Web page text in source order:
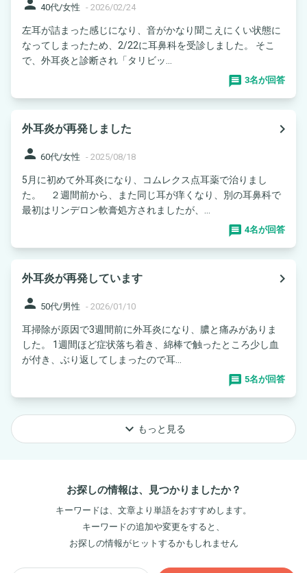
person 40代/女性 - 2026/02/24
左耳が詰まった感じになり、音がかなり聞こえにくい状態に
なってしまったため、2/22に耳鼻科を受診しました。 そこ
で、外耳炎と診断され「タリビッ...
3名が回答
外耳炎が再発しました
navigate_next
person 60代/女性 - 2025/08/18
5月に初めて外耳炎になり、コムレクス点耳薬で治りまし
た。 ２週間前から、また同じ耳が痒くなり、別の耳鼻科で
最初はリンデロン軟膏処方されましたが、...
4名が回答
外耳炎が再発しています
navigate_next
person 50代/男性 - 2026/01/10
耳掃除が原因で3週間前に外耳炎になり、膿と痛みがありま
した。 1週間ほど症状落ち着き、綿棒で触ったところ少し血
が付き、ぶり返してしまったので耳...
5名が回答
keyboard_arrow_down もっと見る
お探しの情報は、見つかりましたか？
キーワードは、文章より単語をおすすめします。
キーワードの追加や変更をすると、
お探しの情報がヒットするかもしれません